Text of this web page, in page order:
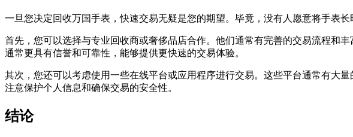
一旦您决定回收万国手表，快速交易无疑是您的期望。毕竟，没有人愿意将手表长
首先，您可以选择与专业回收商或奢侈品店合作。他们通常有完善的交易流程和
通常更具有信誉和可靠性，能够提供更快速的交易体验。
其次，您还可以考虑使用一些在线平台或应用程序进行交易。这些平台通常有大
注意保护个人信息和确保交易的安全性。
结论